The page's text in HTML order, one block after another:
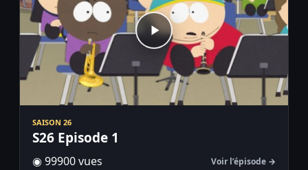
SAISON 26
S26 Episode 1
◉ 99900 vues Voir l’épisode →